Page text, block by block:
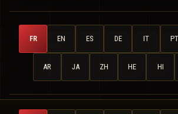
FR EN ES DE IT PT
AR JA ZH HE HI